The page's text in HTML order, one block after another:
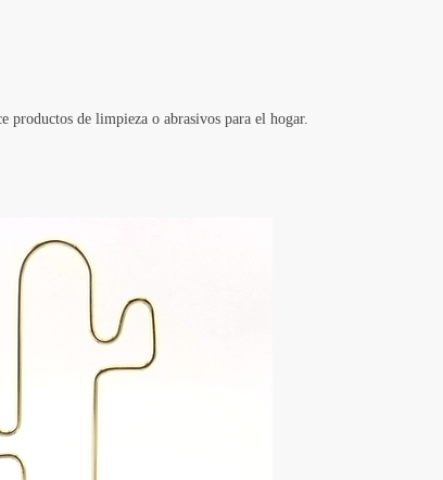
productos de limpieza o abrasivos para el hogar.